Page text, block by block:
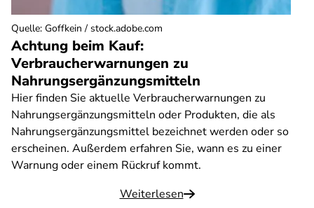
Achtung beim Kauf:
Verbraucherwarnungen zu
Nahrungsergänzungsmitteln
Hier finden Sie aktuelle Verbraucherwarnungen zu
Nahrungsergänzungsmitteln oder Produkten, die als
Nahrungsergänzungsmittel bezeichnet werden oder so
erscheinen. Außerdem erfahren Sie, wann es zu einer
Warnung oder einem Rückruf kommt.
Weiterlesen
Quelle: Goffkein / stock.adobe.com